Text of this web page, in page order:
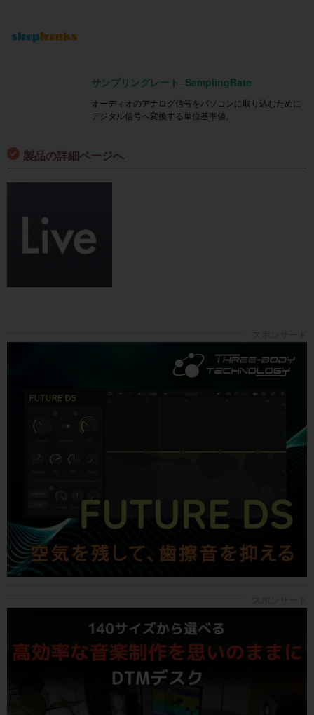
サンプリングレート_SamplingRate
オーディオのアナログ信号をパソコンに取り込むために
デジタル信号へ変換する単位基準値。
製品の詳細ページへ